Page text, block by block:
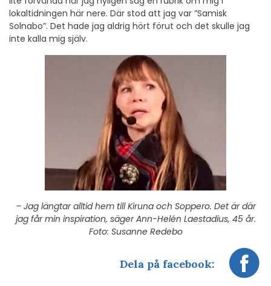
lokaltidningen här nere. Där stod att jag var ”Samisk
Solnabo”. Det hade jag aldrig hört förut och det skulle jag
inte kalla mig själv.
– Jag längtar alltid hem till Kiruna och Soppero. Det är där
jag får min inspiration, säger Ann-Helén Laestadius, 45 år.
Foto: Susanne Redebo
Dela på facebook: